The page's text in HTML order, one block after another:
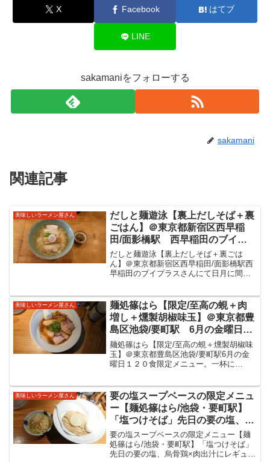
X Facebook はてブ
LINE
sakamaniをフォローする
sakamani
関連記事
美味しいラーメン屋さん
だしと麺遊泳【裏上だしそば＋裏
ごはん】＠東京都新宿区西早稲
田/面影橋駅 西早稲田のブイプ
ラスさんにて日月に間借り営業。
2021/12/13のSNS限定。染み渡る
出汁に貝系の旨味が加わる美味し
だしと麺遊泳【裏上だしそば＋裏ごは
ん】＠東京都新宿区西早稲田/面影橋駅西
早稲田のブイプラスさんにて日月に間借
定をいただきました。だしと麺遊泳2021
年10月...
美味しいラーメン屋さん
麺処篠はら【限定/至高の蜆＋肉
増し＋燻製胡椒味玉】＠東京都豊
島区池袋/要町駅 6月の金曜日限
定麺。一杯に120~150粒の蜆と言
うスープはまさに分厚い蜆。マツ
コの知らない世界で登場の味玉と
た。
麺処篠はら【限定/至高の蜆＋燻製胡椒味
玉】＠東京都豊島区池袋/要町駅6月の金
曜日１２０食限定メニュー。一杯に
味玉と共に美味しい限定をいただきまし
た。麺処篠はら池袋...
美味しいラーメン屋さん
要の塩スープベースの限定メニュ
ー【麺処篠はら/池袋・要町駅】
「塩つけそば」先日の要の塩、烏
骨鶏×肉出汁にレギュラースープ
を加えたというつけ麺を限定提供
されていましたのでいただいてき
要の塩スープベースの限定メニュー【麺
処篠はら/池袋・要町駅】「塩つけそば」
先日の要の塩、烏骨鶏×肉出汁にレギュラ